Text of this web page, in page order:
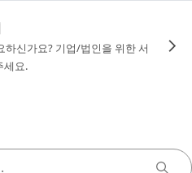
하신가요? 기업/법인을 위한 서
세요.